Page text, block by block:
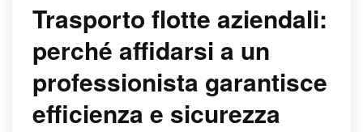
Trasporto flotte aziendali:
perché affidarsi a un
professionista garantisce
efficienza e sicurezza